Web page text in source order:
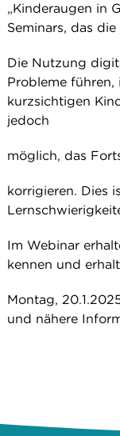
„Kinderaugen in
Seminars, das
Die Nutzung
Probleme
kurzsichtigen
jedoch
möglich, das
korrigieren. Dies
Im Webinar
kennen und
Montag,
und nähere